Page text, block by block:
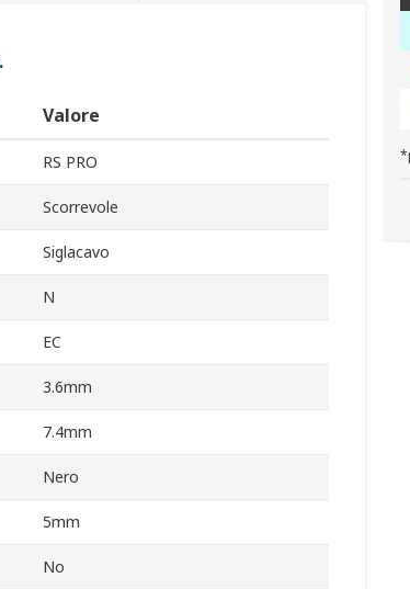
Valore
RS PRO
Scorrevole
Siglacavo
N
EC
3.6mm
7.4mm
Nero
5mm
No